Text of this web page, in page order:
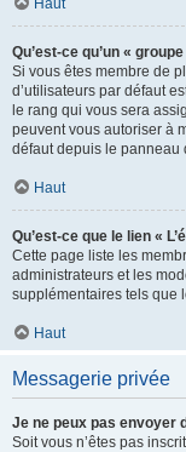
Haut
Qu’est-ce qu’un «
Si vous êtes membre de
d’utilisateurs par défaut
le rang qui vous sera
peuvent vous autoriser à
défaut depuis le panneau
Haut
Qu’est-ce que le lien «
Cette page liste les
administrateurs et les
supplémentaires tels que
Haut
Messagerie privée
Je ne peux pas envoyer
Soit vous n’êtes pas